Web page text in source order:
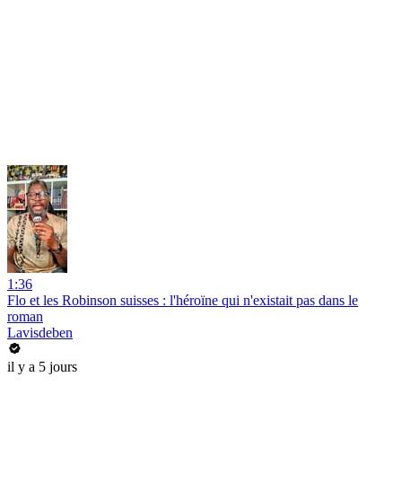
1:36
Flo et les Robinson suisses : l'héroïne qui n'existait pas dans le
roman
Lavisdeben
il y a 5 jours